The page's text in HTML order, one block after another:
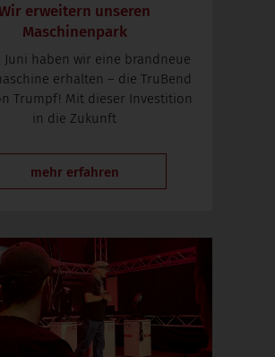
erweitern unseren
Maschinenpark
Juni haben wir eine brandneue
erhalten – die TruBend
Trumpf! Mit dieser Investition
in die Zukunft
mehr erfahren